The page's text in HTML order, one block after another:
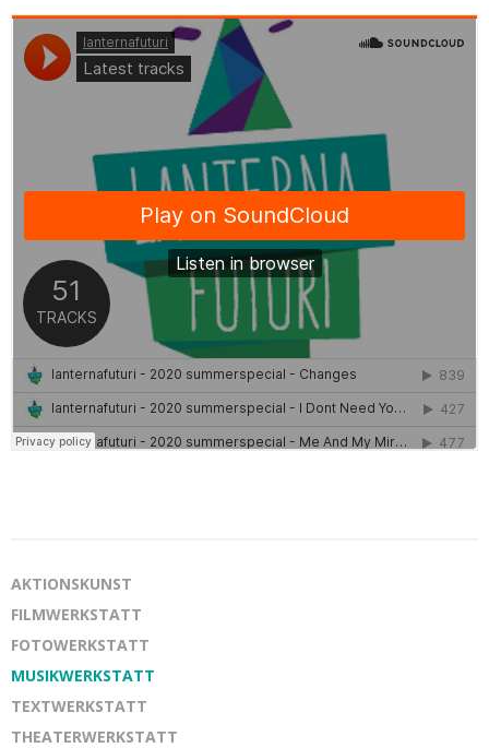
AKTIONSKUNST
FILMWERKSTATT
FOTOWERKSTATT
MUSIKWERKSTATT
TEXTWERKSTATT
THEATERWERKSTATT